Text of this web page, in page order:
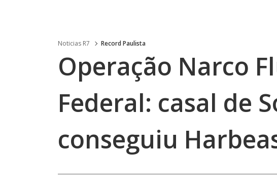
Noticias R7 Record Paulista
Operação Narco
Federal: casal de
conseguiu